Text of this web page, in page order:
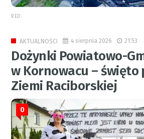
RED.
AKTUALNOŚCI 4 sierpnia 2026 21:53
Dożynki Powiatowo-
w Kornowacu – święto
Ziemi Raciborskiej
0